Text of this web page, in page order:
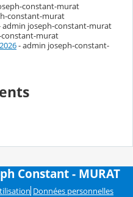
constant-murat
constant-murat
admin joseph-constant-murat
murat
- admin joseph-constant-
Constant - MURAT
Données personnelles